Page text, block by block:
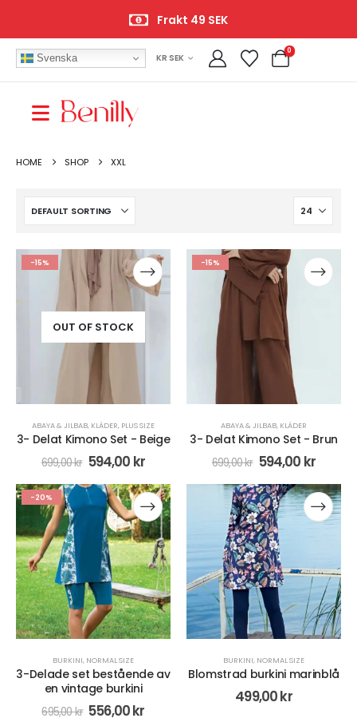
Frakt 49 SEK
Svenska KR SEK
0
HOME SHOP XXL
-15%
OUT OF STOCK
ABAYA & JILBAB, KLÄDER, PLUS SIZE
3- Delat Kimono Set - Beige
699,00kr 594,00 kr
-15%
ABAYA & JILBAB, KLÄDER
3- Delat Kimono Set - Brun
699,00kr 594,00 kr
-20%
BURKINI, NORMAL SIZE
3-Delade set bestående av
en vintage burkini
695,00kr 556,00kr
BURKINI, NORMAL SIZE
Blomstrad burkini marinblå
499,00kr